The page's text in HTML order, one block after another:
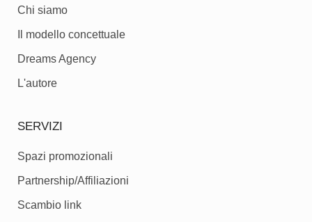
Chi siamo
Il modello concettuale
Dreams Agency
L'autore
SERVIZI
Spazi promozionali
Partnership/Affiliazioni
Scambio link